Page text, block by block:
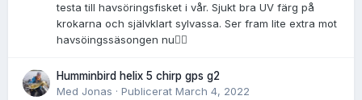
testa till havsöringsfisket i vår. Sjukt bra UV färg på
krokarna och självklart sylvassa. Ser fram lite extra mot
havsöingssäsongen nu👌🏻
Humminbird helix 5 chirp gps g2
Med Jonas · Publicerat March 4, 2022